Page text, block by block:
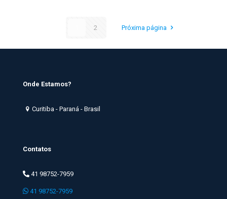
2 Próxima página
Onde Estamos?
Curitiba - Paraná - Brasil
Contatos
41 98752-7959
41 98752-7959